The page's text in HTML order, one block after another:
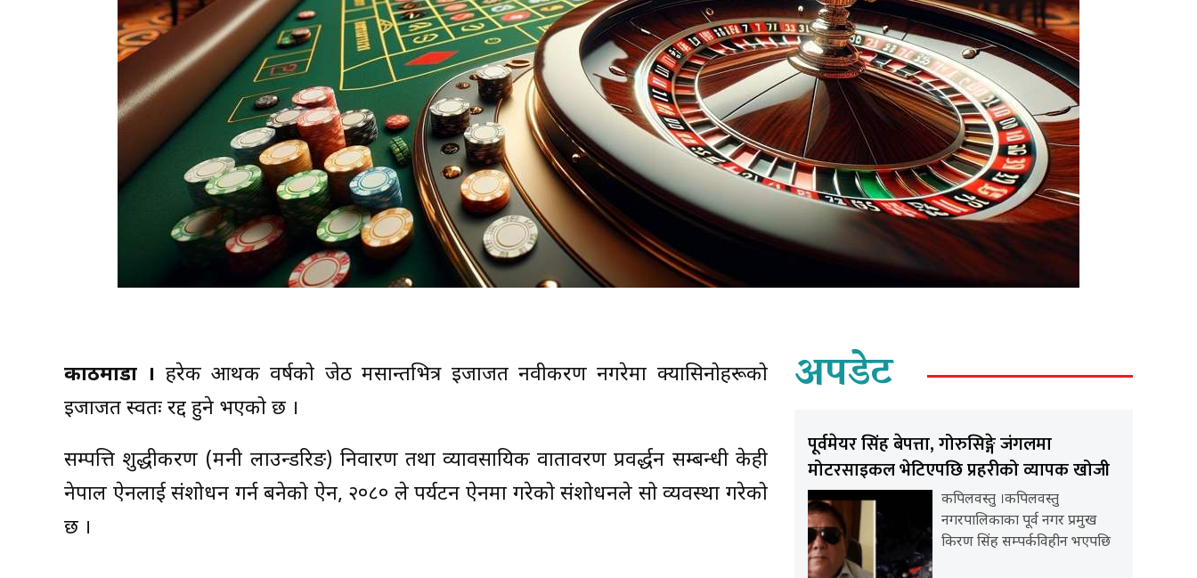
काठमाडौं । हरेक आर्थिक वर्षको जेठ मसान्तभित्र इजाजत नवीकरण नगरेमा क्यासिनोहरूको
इजाजत स्वतः रद्द हुने भएको छ ।
सम्पत्ति शुद्धीकरण (मनी लाउन्डरिङ) निवारण तथा व्यावसायिक वातावरण प्रवर्द्धन सम्बन्धी केही
नेपाल ऐनलाई संशोधन गर्न बनेको ऐन, २०८० ले पर्यटन ऐनमा गरेको संशोधनले सो व्यवस्था गरेको
छ ।
अपडेट
पूर्वमेयर सिंह बेपत्ता, गोरुसिङ्गे जंगलमा
मोटरसाइकल भेटिएपछि प्रहरीको व्यापक खोजी
कपिलवस्तु ।कपिलवस्तु
नगरपालिकाका पूर्व नगर प्रमुख
किरण सिंह सम्पर्कविहीन भएपछि